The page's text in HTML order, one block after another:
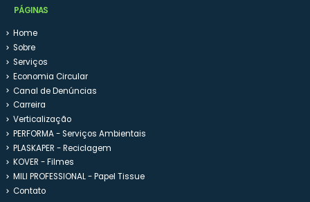
PÁGINAS
Home
Sobre
Serviços
Economia Circular
Canal de Denúncias
Carreira
Verticalização
PERFORMA - Serviços Ambientais
PLASKAPER - Reciclagem
KOVER - Filmes
MILI PROFESSIONAL - Papel Tissue
Contato